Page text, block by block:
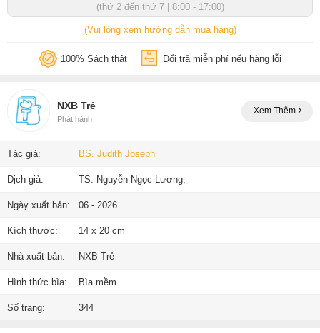
(thứ 2 đến thứ 7 | 8:00 - 17:00)
(Vui lòng xem hướng dẫn mua hàng)
100% Sách thật Đổi trả miễn phí nếu hàng lỗi
NXB Trẻ
Phát hành
Xem Thêm
Tác giả: BS. Judith Joseph
Dịch giả: TS. Nguyễn Ngọc Lương;
Ngày xuất bản: 06 - 2026
Kích thước: 14 x 20 cm
Nhà xuất bản: NXB Trẻ
Hình thức bìa: Bìa mềm
Số trang: 344